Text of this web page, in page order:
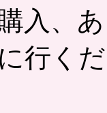
入、
行く